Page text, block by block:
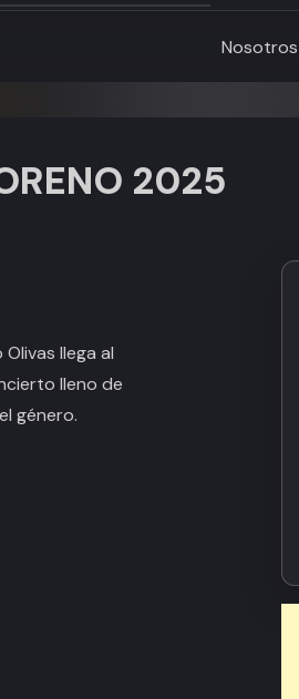
Nosotros
2025
llega al
lleno de
género.